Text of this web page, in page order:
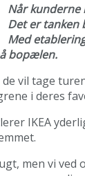
Når kunderne
Det er tanken
Med
bopælen.
vil tage
i deres
IKEA
men vi